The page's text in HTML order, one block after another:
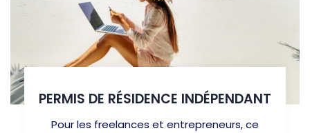
PERMIS DE RÉSIDENCE INDÉPENDANT
Pour les freelances et entrepreneurs, ce